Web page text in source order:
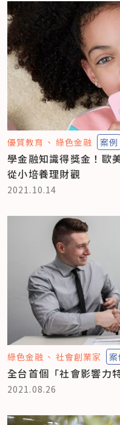
優質教育 綠色金融 案例
學金融知識得獎金！歐
從小培養理財觀
2021.10.14
綠色金融 社會創業家 案
全台首個「社會影響力
2021.08.26